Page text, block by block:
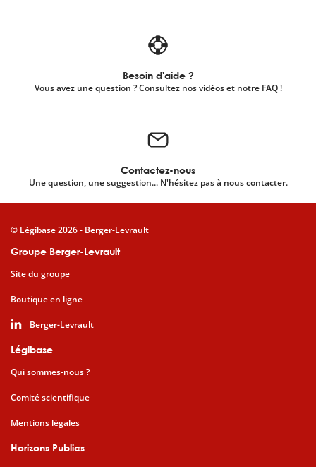
Besoin d'aide ?
Vous avez une question ? Consultez nos vidéos et notre FAQ !
Contactez-nous
Une question, une suggestion... N'hésitez pas à nous contacter.
Groupe Berger-Levrault
Site du groupe
Boutique en ligne
Berger-Levrault
Légibase
Qui sommes-nous ?
Comité scientifique
Mentions légales
Horizons Publics
© Légibase 2026 - Berger-Levrault